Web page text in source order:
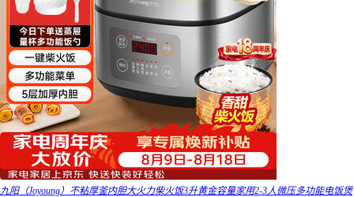
九阳（Joyoung）不粘厚釜内胆大火力柴火饭3升黄金容量家用2-3人微压多功能电饭煲